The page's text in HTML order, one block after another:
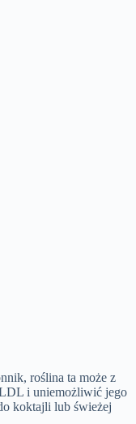
roślina ta może z
i uniemożliwić jego
koktajli lub świeżej